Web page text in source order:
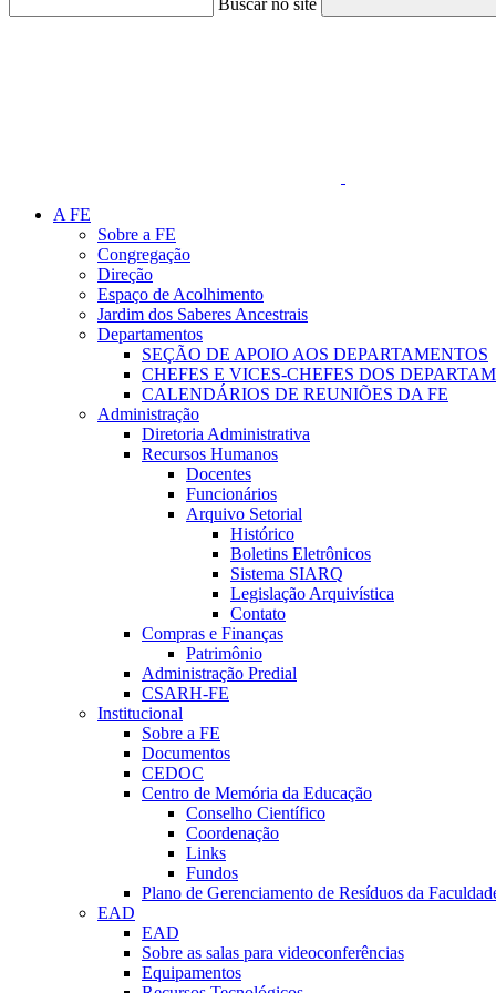
Buscar no site
A FE
Sobre a FE
Congregação
Direção
Espaço de Acolhimento
Jardim dos Saberes Ancestrais
Departamentos
SEÇÃO DE APOIO AOS DEPARTAMENTOS
CHEFES E VICES-CHEFES DOS
CALENDÁRIOS DE REUNIÕES DA FE
Administração
Diretoria Administrativa
Recursos Humanos
Docentes
Funcionários
Arquivo Setorial
Histórico
Boletins Eletrônicos
Sistema SIARQ
Legislação Arquivística
Contato
Compras e Finanças
Patrimônio
Administração Predial
CSARH-FE
Institucional
Sobre a FE
Documentos
CEDOC
Centro de Memória da Educação
Conselho Científico
Coordenação
Links
Fundos
Plano de Gerenciamento de Resíduos da
EAD
EAD
Sobre as salas para videoconferências
Equipamentos